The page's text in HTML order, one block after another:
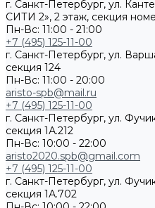
г. Санкт-Петербург, ул.
СИТИ 2», 2 этаж, секция
Пн-Вс: 11:00 - 21:00
+7 (495) 125-11-00
г. Санкт-Петербург, ул.
секция 124
Пн-Вс: 11:00 - 20:00
aristo-spb@mail.ru
+7 (495) 125-11-00
г. Санкт-Петербург, ул.
секция 1А.212
Пн-Вс: 10:00 - 22:00
aristo2020.spb@gmail.com
+7 (495) 125-11-00
г. Санкт-Петербург, ул.
секция 1А.702